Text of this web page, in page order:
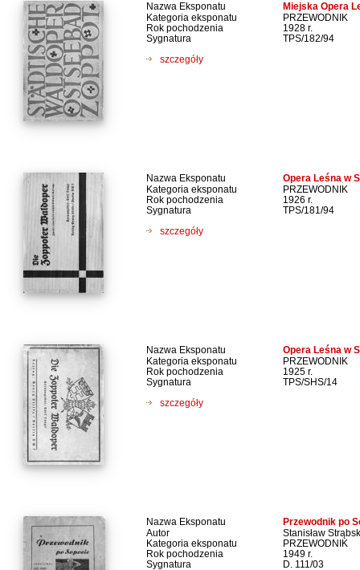
Nazwa Eksponatu Miejska Opera
Kategoria eksponatu
PRZEWODNIK
Rok pochodzenia
1928 r.
Sygnatura
TPS/182/94
szczegóły
Nazwa Eksponatu Opera Leśna w
Kategoria eksponatu
PRZEWODNIK
Rok pochodzenia
1926 r.
Sygnatura
TPS/181/94
szczegóły
Nazwa Eksponatu Opera Leśna w
Kategoria eksponatu
PRZEWODNIK
Rok pochodzenia
1925 r.
Sygnatura
TPS/SHS/14
szczegóły
Nazwa Eksponatu Przewodnik po
Autor
Stanisław
Kategoria eksponatu
PRZEWODNIK
Rok pochodzenia
1949 r.
Sygnatura
D. 111/03